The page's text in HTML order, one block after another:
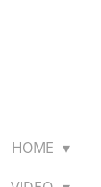
HOME